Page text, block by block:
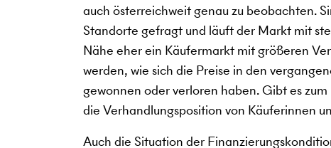
auch österreichweit genau zu beobachten.
Standorte gefragt und läuft der Markt mit
Nähe eher ein Käufermarkt mit größeren
werden, wie sich die Preise in den
gewonnen oder verloren haben. Gibt es
die Verhandlungsposition von Käuferinnen
Auch die Situation der